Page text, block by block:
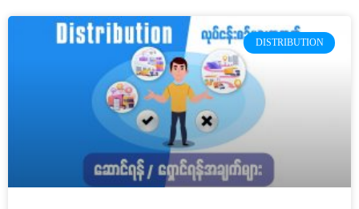
DISTRIBUTION